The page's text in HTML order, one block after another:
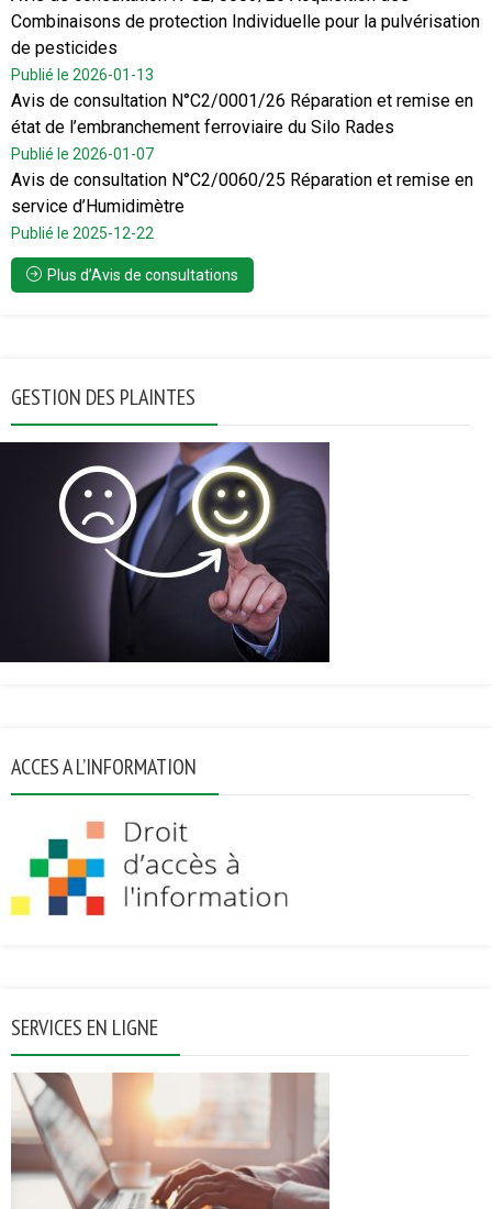
Combinaisons de protection Individuelle pour la pulvérisation
de pesticides
Publié le 2026-01-13
Avis de consultation N°C2/0001/26 Réparation et remise en
état de l’embranchement ferroviaire du Silo Rades
Publié le 2026-01-07
Avis de consultation N°C2/0060/25 Réparation et remise en
service d’Humidimètre
Publié le 2025-12-22
Plus d’Avis de consultations
GESTION DES PLAINTES
ACCES A L’INFORMATION
SERVICES EN LIGNE